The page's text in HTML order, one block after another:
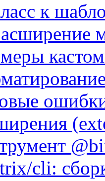
к
cli: